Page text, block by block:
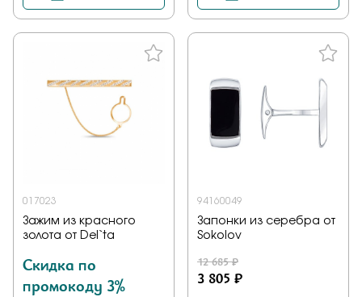
017023
Зажим из красного
золота от Del`ta
Скидка по
промокоду 3%
94160049
Запонки из серебра от
Sokolov
12 685 ₽
3 805 ₽